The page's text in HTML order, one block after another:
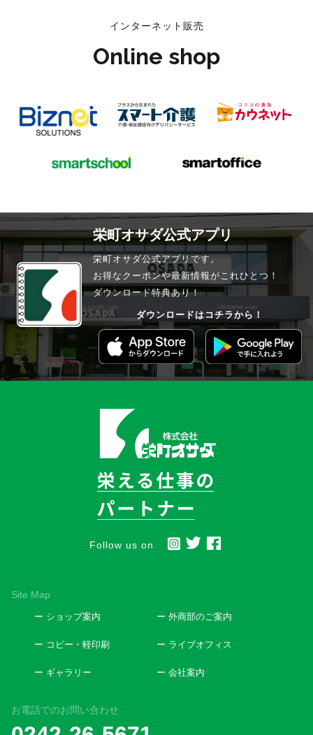
インターネット販売
Online shop
栄町オサダ公式アプリ
栄町オサダ公式アプリです。
お得なクーポンや最新情報がこれひとつ！
ダウンロード特典あり！
ダウンロードはコチラから！
Follow us on
Site Map
ー ショップ案内 ー 外商部のご案内
ー コピー・軽印刷 ー ライブオフィス
ー ギャラリー ー 会社案内
お電話でのお問い合わせ